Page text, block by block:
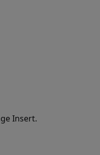
Insert.